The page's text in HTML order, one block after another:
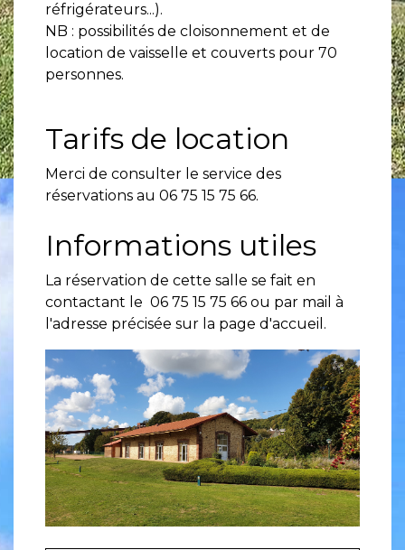
réfrigérateurs...).
NB : possibilités de cloisonnement et de
location de vaisselle et couverts pour 70
personnes.
Tarifs de location
Merci de consulter le service des
réservations au 06 75 15 75 66.
Informations utiles
La réservation de cette salle se fait en
contactant le 06 75 15 75 66 ou par mail à
l'adresse précisée sur la page d'accueil.